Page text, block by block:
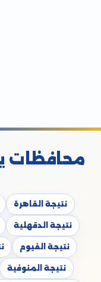
محافظات
نتيجة القاهرة
نتيجة الدقهلية
نتيجة الفيوم
نتيجة المنوفية